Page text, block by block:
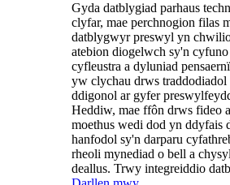
Gyda datblygiad parhaus
clyfar, mae perchnogion filas
datblygwyr preswyl yn
atebion diogelwch sy'n
cyfleustra a dyluniad
yw clychau drws traddodiadol
ddigonol ar gyfer
Heddiw, mae ffôn drws fideo
moethus wedi dod yn ddyfais
hanfodol sy'n darparu
rheoli mynediad o bell a
deallus. Trwy integreiddio